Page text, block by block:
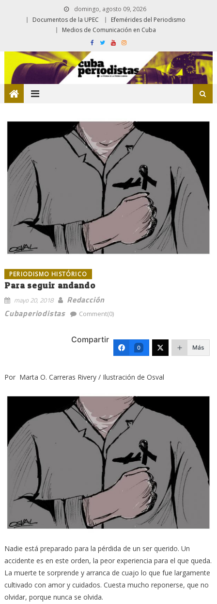
domingo, agosto 09, 2026
Documentos de la UPEC
Efemérides del Periodismo
Medios de Comunicación en Cuba
PERIODISMO HISTÓRICO
Para seguir andando
mayo 20, 2018
Redacción
Cubaperiodistas
Comment(0)
Compartir
0 Más
Por Marta O. Carreras Rivery / Ilustración de Osval
Nadie está preparado para la pérdida de un ser querido. Un
accidente es en este orden, la peor experiencia para el que queda.
La muerte te sorprende y arranca de cuajo lo que fue largamente
cultivado con amor y cuidados. Cuesta mucho reponerse, que no
olvidar, porque nunca se olvida.